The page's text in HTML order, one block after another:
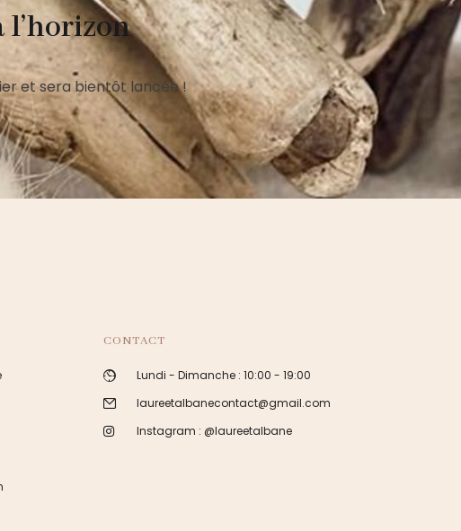
l’horizon
et sera bientôt lancée !
CONTACT
Lundi - Dimanche : 10:00 - 19:00
laureetalbanecontact@gmail.com
Instagram : @laureetalbane